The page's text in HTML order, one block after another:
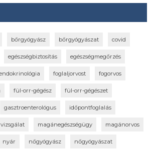
bőrgyógyász bőrgyógyászat covid
egészségbiztosítás egészségmegőrzés
foglaljorvost fogorvos
fül-orr-gégész fül-orr-gégészet
gasztroenterológus időpontfoglalás
magánegészségügy magánorvos
nyár nőgyógyász nőgyógyászat